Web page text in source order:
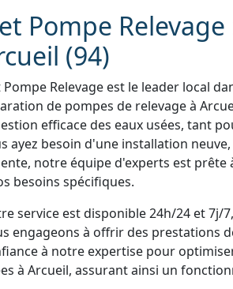
Pompe
(94)
Pompe Relevage est le leader local
de pompes de relevage à
efficace des eaux usées, tant
ayez besoin d'une installation
notre équipe d'experts est
besoins spécifiques.
service est disponible 24h/24 et
engageons à offrir des prestations
à notre expertise pour
à Arcueil, assurant ainsi un